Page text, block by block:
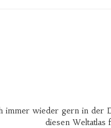
immer wieder gern in
diesen Weltatlas